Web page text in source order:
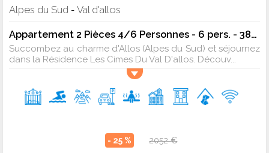
Alpes du Sud - Val d'allos
Appartement 2 Pièces 4/6 Personnes - 6 pers. - 38m2 - TV - Animaux admis
Succombez au charme d'Allos (Alpes du Sud) et séjournez
dans la Résidence Les Cimes Du Val D'allos. Découv...
- 25 % 2052 €